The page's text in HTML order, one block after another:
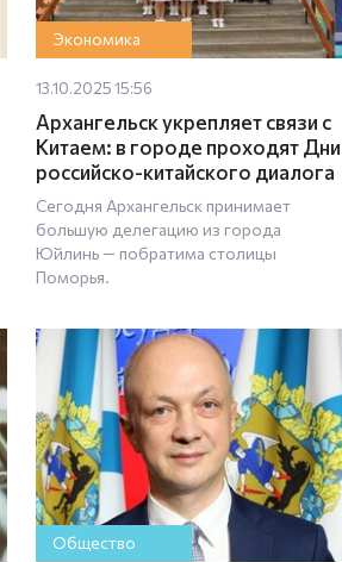
Экономика
13.10.2025 15:56
Архангельск укрепляет связи с
Китаем: в городе проходят Дни
российско-китайского диалога
Сегодня Архангельск принимает
большую делегацию из города
Юйлинь — побратима столицы
Поморья.
Общество